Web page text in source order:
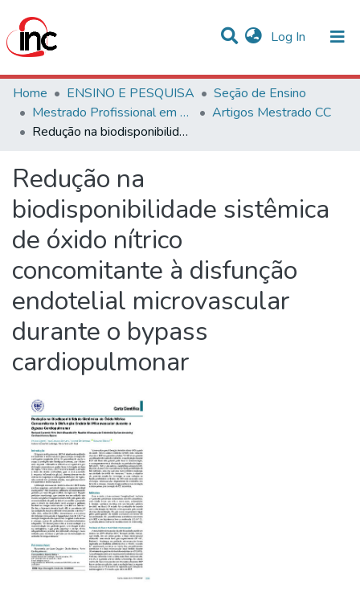
Log In (current)
Communities & Collections
Statistics
Home ENSINO E PESQUISA
Seção de Ensino
Mestrado Profissional em Ciências Cardiovasculares
Artigos Mestrado CC
Redução na biodisponibilidade sistêmica de óxido nítrico concomitante à disfunção endotelial microvascular durante o bypass cardiopulmonar
Redução na
biodisponibilidade sistêmica
de óxido nítrico
concomitante à disfunção
endotelial microvascular
durante o bypass
cardiopulmonar